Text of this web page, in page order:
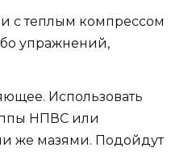
с теплым компрессом
упражнений,
Использовать
НПВС или
же мазями. Подойдут